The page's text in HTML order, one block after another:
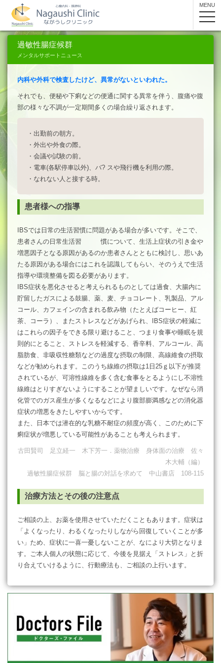
MENU
toggle
過敏性腸症候群
メンタルサポートニュース
内科や外科で検査したけど、異常がないといわれた。
それでも、便秘や下痢などの便通に関する異常を伴う、腹痛や腹
部の様々な不調が一定期間多くの場合繰り返されます。
・出勤前の朝方。
・外出や外食の際。
・会議や試験の前。
・電車(各駅停車以外)、バ? スや飛行機を利用の際。
・なれない人と接する時。
患者様への指導
IBSでは日常の生活習慣に問題がある場合が多いです。そこで、
患者さんの日常生活習 慣について、生活上症状の引き金や
増悪因子となる原因があるのか患者さんとともに検討し、思いあ
たる原因がある場合にはこれを認識してもらい、そのうえで生活
指導や環境整備を図る必要があります。
IBS症状を悪化させると考えられるものとしては過食、大腸内に
貯留したガスによる鼓腸、薬、麦、チョコレート、乳製品、アル
コール、カフェインの含まれる飲み物（たとえばコーヒー、紅
茶、コーラ）、またストレスなどがあげられ、IBS症状の軽減に
はこれらの因子をできる限り避けること、つまり食事や睡眠を規
則的にとること、ストレスを軽減する、香辛料、アルコール、高
脂肪食、非吸収性糖類などの過度な摂取の制限、高線維食の摂取
などが勧められます。このうち線維の摂取は1日25ｇ以下が推奨
されているが、可溶性線維を多く含む食事をとるようにし不溶性
線維はとりすぎないようにすることが望ましいです。なぜなら消
化管でのガス産生が多くなるなどにより腹部膨満感などの消化器
症状の増悪をきたしやすいからです。
また、日本では潜在的な乳糖不耐症の頻度が高く、このために下
痢症状が増悪している可能性があることも考えられます。
古田賢司 足立経一 木下芳一．薬物治療 身体面の治療 佐々
木大輔（編）
過敏性腸症候群 脳と腸の対話を求めて 中山書店 108-115
治療方法とその後の注意点
ご相談の上、お薬を使用させていただくこともあります。症状は
「よくなったり、わるくなったりしながら回復していくことが多
い」ため、症状に一喜一憂しないことが、なにより大切となりま
す。ご本人個人の状態に応じて、今後を見据え「ストレス」と折
り合えていけるように、行動療法も、ご相談の上行います。